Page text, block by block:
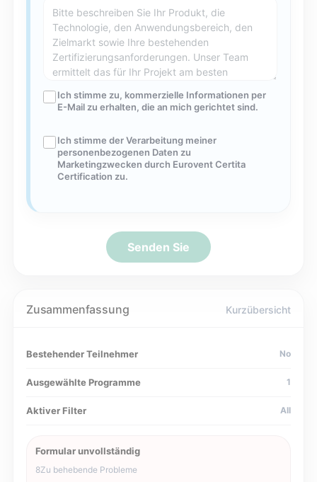
Ich stimme zu, kommerzielle Informationen per
E-Mail zu erhalten, die an mich gerichtet sind.
Ich stimme der Verarbeitung meiner
personenbezogenen Daten zu
Marketingzwecken durch Eurovent Certita
Certification zu.
Senden Sie
Zusammenfassung Kurzübersicht
Bestehender Teilnehmer No
Ausgewählte Programme 1
Aktiver Filter All
Formular unvollständig
8Zu behebende Probleme